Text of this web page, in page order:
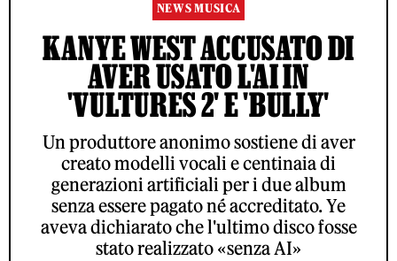
NEWS MUSICA
KANYE WEST ACCUSATO DI
AVER USATO L'AI IN
'VULTURES 2' E 'BULLY'
Un produttore anonimo sostiene di aver
creato modelli vocali e centinaia di
generazioni artificiali per i due album
senza essere pagato né accreditato. Ye
aveva dichiarato che l'ultimo disco fosse
stato realizzato «senza AI»